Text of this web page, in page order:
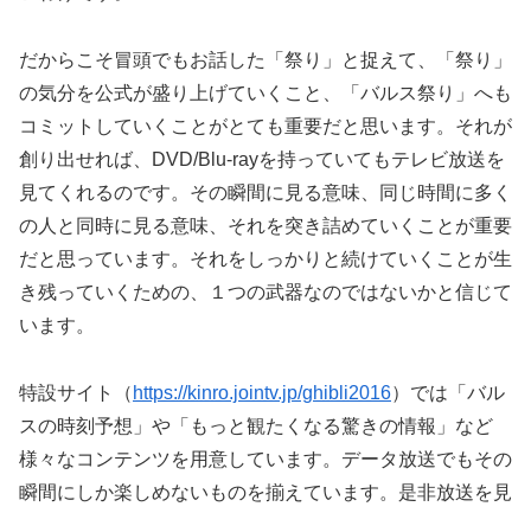
だからこそ冒頭でもお話した「祭り」と捉えて、「祭り」
の気分を公式が盛り上げていくこと、「バルス祭り」へも
コミットしていくことがとても重要だと思います。それが
創り出せれば、DVD/Blu-rayを持っていてもテレビ放送を
見てくれるのです。その瞬間に見る意味、同じ時間に多く
の人と同時に見る意味、それを突き詰めていくことが重要
だと思っています。それをしっかりと続けていくことが生
き残っていくための、１つの武器なのではないかと信じて
います。
特設サイト（ https://kinro.jointv.jp/ghibli2016）では「バル
スの時刻予想」や「もっと観たくなる驚きの情報」など
様々なコンテンツを用意しています。データ放送でもその
瞬間にしか楽しめないものを揃えています。是非放送を見